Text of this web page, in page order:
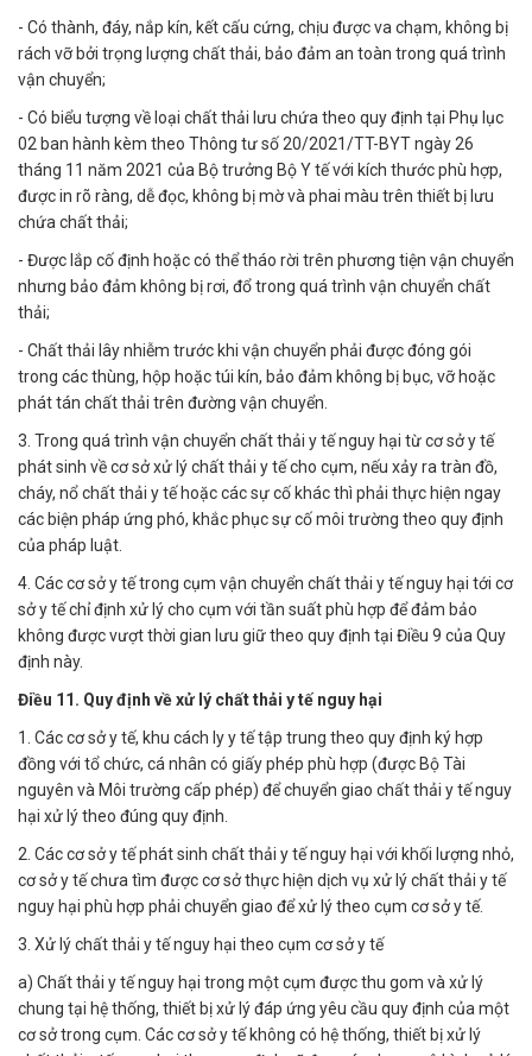
- Có thành, đáy, nắp kín, kết cấu cứng, chịu được va chạm, không bị
rách vỡ bởi trọng lượng chất thải, bảo đảm an toàn trong quá trình
vận chuyển;
- Có biểu tượng về loại chất thải lưu chứa theo quy định tại Phụ lục
02 ban hành kèm theo Thông tư số 20/2021/TT-BYT ngày 26
tháng 11 năm 2021 của Bộ trưởng Bộ Y tế với kích thước phù hợp,
được in rõ ràng, dễ đọc, không bị mờ và phai màu trên thiết bị lưu
chứa chất thải;
- Được lắp cố định hoặc có thể tháo rời trên phương tiện vận chuyển
nhưng bảo đảm không bị rơi, đổ trong quá trình vận chuyển chất
thải;
- Chất thải lây nhiễm trước khi vận chuyển phải được đóng gói
trong các thùng, hộp hoặc túi kín, bảo đảm không bị bục, vỡ hoặc
phát tán chất thải trên đường vận chuyển.
3. Trong quá trình vận chuyển chất thải y tế nguy hại từ cơ sở y tế
phát sinh về cơ sở xử lý chất thải y tế cho cụm, nếu xảy ra tràn đồ,
cháy, nổ chất thải y tế hoặc các sự cố khác thì phải thực hiện ngay
các biện pháp ứng phó, khắc phục sự cố môi trường theo quy định
của pháp luật.
4. Các cơ sở y tế trong cụm vận chuyển chất thải y tế nguy hại tới cơ
sở y tế chỉ định xử lý cho cụm với tần suất phù hợp để đảm bảo
không được vượt thời gian lưu giữ theo quy định tại Điều 9 của Quy
định này.
Điều 11. Quy định về xử lý chất thải y tế nguy hại
1. Các cơ sở y tế, khu cách ly y tế tập trung theo quy định ký hợp
đồng với tổ chức, cá nhân có giấy phép phù hợp (được Bộ Tài
nguyên và Môi trường cấp phép) để chuyển giao chất thải y tế nguy
hại xử lý theo đúng quy định.
2. Các cơ sở y tế phát sinh chất thải y tế nguy hại với khối lượng nhỏ,
cơ sở y tế chưa tìm được cơ sở thực hiện dịch vụ xử lý chất thải y tế
nguy hại phù hợp phải chuyển giao để xử lý theo cụm cơ sở y tế.
3. Xử lý chất thải y tế nguy hại theo cụm cơ sở y tế
a) Chất thải y tế nguy hại trong một cụm được thu gom và xử lý
chung tại hệ thống, thiết bị xử lý đáp ứng yêu cầu quy định của một
cơ sở trong cụm. Các cơ sở y tế không có hệ thống, thiết bị xử lý